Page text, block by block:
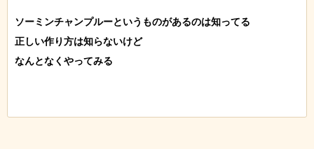
ソーミンチャンプルーというものがあるのは知ってる
正しい作り方は知らないけど
なんとなくやってみる